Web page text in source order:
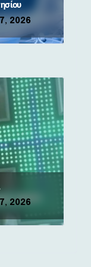
2026
2026